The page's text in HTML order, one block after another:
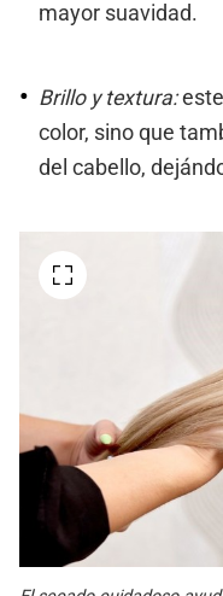
mayor suavidad.
Brillo y textura:este
color, sino que
del cabello,